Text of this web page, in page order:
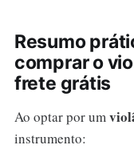
Resumo
comprar o
frete grátis
Ao optar por um
instrumento: